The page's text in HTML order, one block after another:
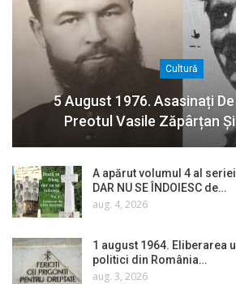
Cultură
5 August 1976. Asasinați
Preotul Vasile Zăpârțan
A apărut volumul 4 al seriei
DAR NU SE ÎNDOIESC de…
aug. 4, 2026
1 august 1964. Eliberarea
politici din România…
aug. 3, 2026